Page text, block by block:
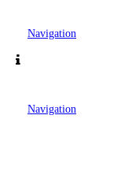
Navigation
Navigation